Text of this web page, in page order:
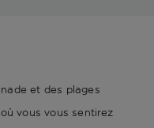
et des plages
vous vous sentirez